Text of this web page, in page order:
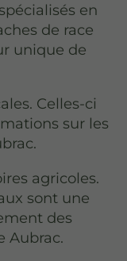
en
de race
unique de
Celles-ci
sur les
agricoles.
sont une
des
Aubrac.